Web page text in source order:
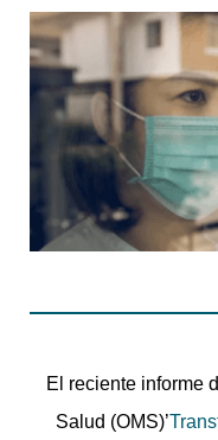
El reciente informe
Salud (OMS)’